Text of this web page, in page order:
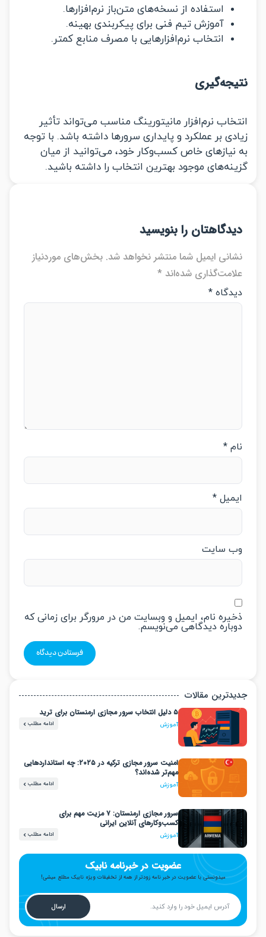
استفاده از نسخه‌های متن‌باز نرم‌افزارها.
آموزش تیم فنی برای پیکربندی بهینه.
انتخاب نرم‌افزارهایی با مصرف منابع کمتر.
نرم‌افزار مانیتورینگ مناسب می‌تواند تأثیر
بر عملکرد و پایداری سرورها داشته باشد. با توجه
خاص کسب‌وکار خود، می‌توانید از میان
موجود بهترین انتخاب را داشته باشید.
را بنویسید
ایمیل شما منتشر نخواهد شد. بخش‌های موردنیاز
شده‌اند *
*
سایت
نام، ایمیل و وبسایت من در مرورگر برای زمانی که
دیدگاهی می‌نویسم.
مقالات
آموزش
امنیت سرور مجازی ترکیه در ۲۰۲۵: چه استانداردهایی
مهم‌تر شده‌اند؟
آموزش
سرور مجازی ارمنستان: ۷ مزیت مهم برای
کسب‌وکارهای آنلاین ایرانی
آموزش
عضویت در خبرنامه نابیک
میدونستی با عضویت در خبر نامه زودتر از همه از تخفیفات ویژه نابیک مطلع میشی!
ارسال